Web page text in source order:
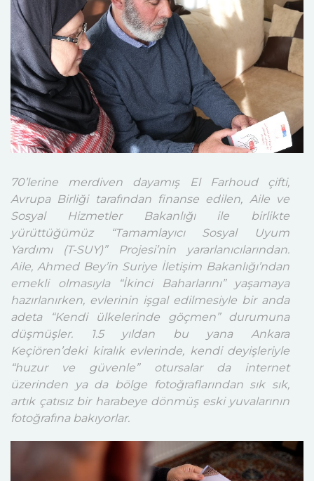
70’lerine merdiven dayamış El Farhoud çifti,
Avrupa Birliği tarafından finanse edilen, Aile ve
Sosyal Hizmetler Bakanlığı ile birlikte
yürüttüğümüz “Tamamlayıcı Sosyal Uyum
Yardımı (T-SUY)” Projesi’nin yararlanıcılarından.
Aile, Ahmed Bey’in Suriye İletişim Bakanlığı’ndan
emekli olmasıyla “İkinci Baharlarını” yaşamaya
hazırlanırken, evlerinin işgal edilmesiyle bir anda
adeta “Kendi ülkelerinde göçmen” durumuna
düşmüşler. 1.5 yıldan bu yana Ankara
Keçiören’deki kiralık evlerinde, kendi deyişleriyle
“huzur ve güvenle” otursalar da internet
üzerinden ya da bölge fotoğraflarından sık sık,
artık çatısız bir harabeye dönmüş eski yuvalarının
fotoğrafına bakıyorlar.